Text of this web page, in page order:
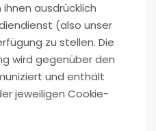
ausdrücklich
(also unser
zu stellen. Die
wird gegenüber den
und enthält
jeweiligen Cookie-